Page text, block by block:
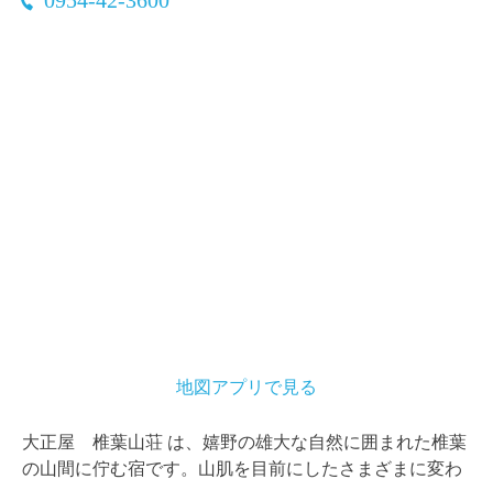
地図アプリで見る
大正屋 椎葉山荘 は、嬉野の雄大な自然に囲まれた椎葉
の山間に佇む宿です。山肌を目前にしたさまざまに変わ